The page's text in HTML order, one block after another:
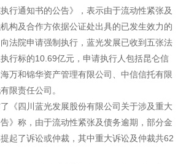
行通知书的公告》，表示由于流动性紧张及
构及合作方依据公证处出具的已发生效力的
法院申请强制执行，蓝光发展已收到五张法
行标的10.69亿元，申请执行人包括昆仑信
万和锦华资产管理有限公司、中信信托有限
限责任公司。
《四川蓝光发展股份有限公司关于涉及重大
》称，由于流动性紧张及债务逾期，部分金
起了诉讼或仲裁，其中重大诉讼及仲裁共62